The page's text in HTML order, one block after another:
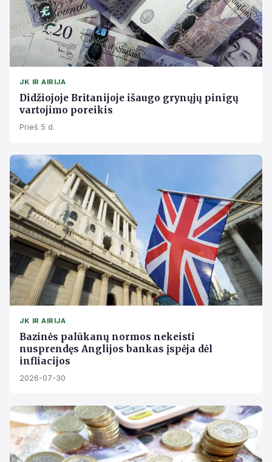
JK IR AIRIJA
Didžiojoje Britanijoje išaugo grynųjų pinigų
vartojimo poreikis
Prieš 5 d.
JK IR AIRIJA
Bazinės palūkanų normos nekeisti
nusprendęs Anglijos bankas įspėja dėl
infliacijos
2026-07-30